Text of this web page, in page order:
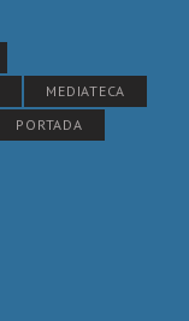
MEDIATECA
PORTADA